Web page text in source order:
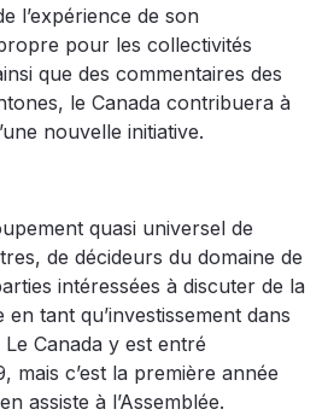
l’expérience de son
pour les collectivités
que des commentaires des
le Canada contribuera à
nouvelle initiative.
quasi universel de
de décideurs du domaine de
intéressées à discuter de la
tant qu’investissement dans
Canada y est entré
mais c’est la première année
assiste à l’Assemblée.